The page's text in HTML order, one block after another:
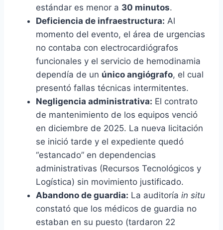
estándar es menor a 30 minutos.
Deficiencia de infraestructura: Al
momento del evento, el área de urgencias
no contaba con electrocardiógrafos
funcionales y el servicio de hemodinamia
dependía de un único angiógrafo, el cual
presentó fallas técnicas intermitentes.
Negligencia administrativa: El contrato
de mantenimiento de los equipos venció
en diciembre de 2025. La nueva licitación
se inició tarde y el expediente quedó
“estancado” en dependencias
administrativas (Recursos Tecnológicos y
Logística) sin movimiento justificado.
Abandono de guardia: La auditoría in situ
constató que los médicos de guardia no
estaban en su puesto (tardaron 22